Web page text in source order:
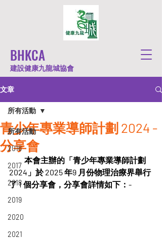
BHKCA
建設健康九龍城協會
文章
所有活動
2016
2017
2018
2019
2020
2021
所有活動
青少年專業導師計劃 2024 -
分享會
2024」於 2025 年9 月份物理治療界舉行
了 1 個分享會，分享會詳情如下：-